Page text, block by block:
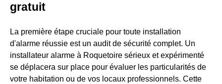
gratuit
La première étape cruciale pour toute installation
d'alarme réussie est un audit de sécurité complet. Un
installateur alarme à Roquetoire sérieux et expérimenté
se déplacera sur place pour évaluer les particularités de
votre habitation ou de vos locaux professionnels. Cette